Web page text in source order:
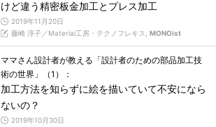
けど違う精密板金加工とプレス加工
2019年11月20日
藤崎 淳子／Material工房・テクノフレキス, MONOist
ママさん設計者が教える「設計者のための部品加工技
術の世界」（1）：
加工方法を知らずに絵を描いていて不安になら
ないの？
2019年10月30日